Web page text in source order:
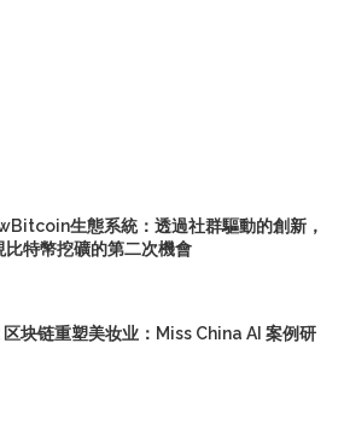
生態系統：透過社群驅動的創新，
比特幣挖礦的第二次機會
区块链重塑美妆业：Miss China AI 案例研